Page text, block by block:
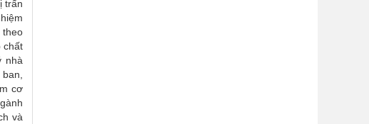
trấn
theo
chất
nhà
cơ
và